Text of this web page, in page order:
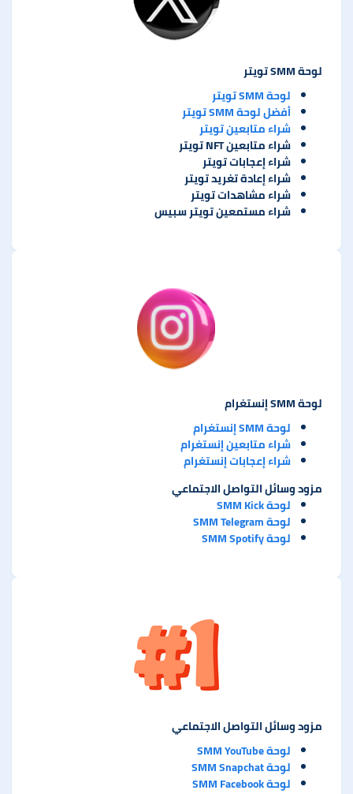
لوحة SMM تويتر
لوحة SMM تويتر
أفضل لوحة SMM تويتر
شراء متابعين تويتر
شراء متابعين NFT تويتر
شراء إعجابات تويتر
شراء إعادة تغريد تويتر
شراء مشاهدات تويتر
شراء مستمعين تويتر سبيس
لوحة SMM إنستغرام
لوحة SMM إنستغرام
شراء متابعين إنستغرام
شراء إعجابات إنستغرام
مزود وسائل التواصل الاجتماعي
لوحة SMM Kick
لوحة SMM Telegram
لوحة SMM Spotify
مزود وسائل التواصل الاجتماعي
لوحة SMM YouTube
لوحة SMM Snapchat
لوحة SMM Facebook